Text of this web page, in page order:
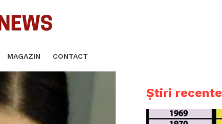
MAGAZIN CONTACT
Știri recente